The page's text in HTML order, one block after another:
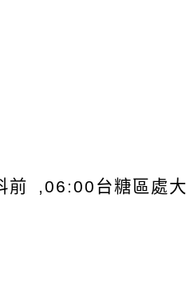
前 ,06:00 台糖區處大